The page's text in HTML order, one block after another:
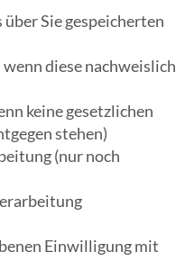
Sie gespeicherten
diese nachweislich
keine gesetzlichen
stehen)
(nur noch
Einwilligung mit